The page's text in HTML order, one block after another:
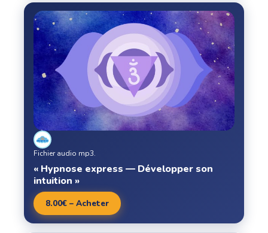
« Hypnose express — Développer son
intuition »
Fichier audio mp3.
8.00€ – Acheter